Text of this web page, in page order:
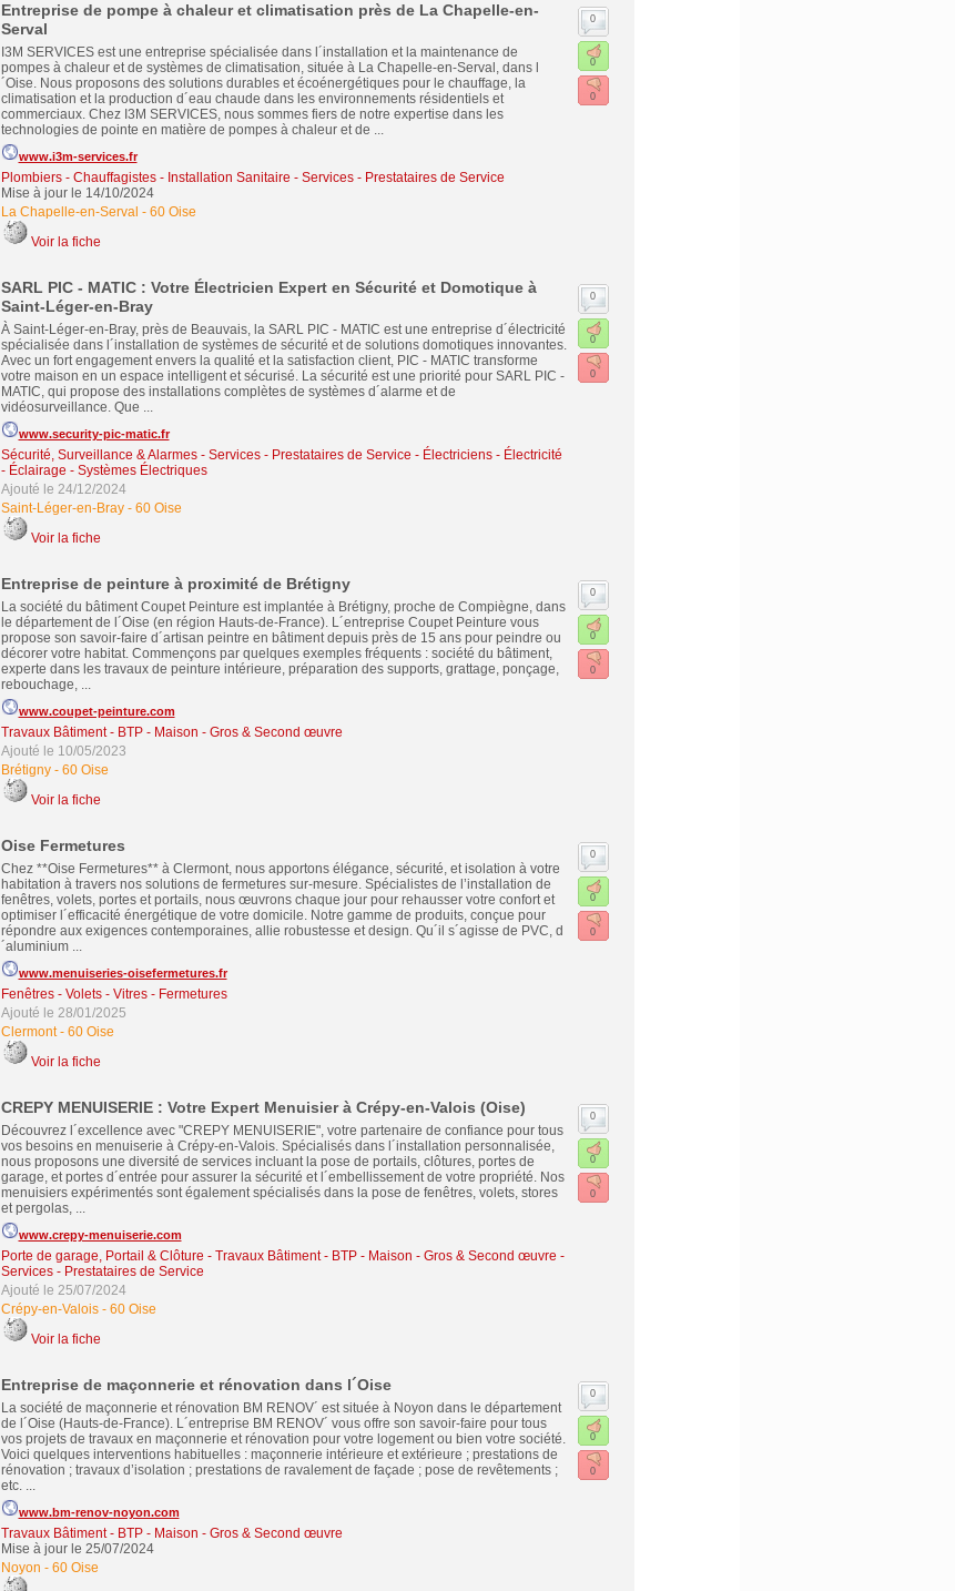
Entreprise de pompe à chaleur et climatisation près de La Chapelle-en-
Serval
I3M SERVICES est une entreprise spécialisée dans l´installation et la maintenance de
pompes à chaleur et de systèmes de climatisation, située à La Chapelle-en-Serval, dans l
´Oise. Nous proposons des solutions durables et écoénergétiques pour le chauffage, la
climatisation et la production d´eau chaude dans les environnements résidentiels et
commerciaux. Chez I3M SERVICES, nous sommes fiers de notre expertise dans les
technologies de pointe en matière de pompes à chaleur et de ...
www.i3m-services.fr
Plombiers - Chauffagistes - Installation Sanitaire - Services - Prestataires de Service
Mise à jour le 14/10/2024
La Chapelle-en-Serval - 60 Oise
Voir la fiche
0
0
0
SARL PIC - MATIC : Votre Électricien Expert en Sécurité et Domotique à
Saint-Léger-en-Bray
À Saint-Léger-en-Bray, près de Beauvais, la SARL PIC - MATIC est une entreprise d´électricité
spécialisée dans l´installation de systèmes de sécurité et de solutions domotiques innovantes.
Avec un fort engagement envers la qualité et la satisfaction client, PIC - MATIC transforme
votre maison en un espace intelligent et sécurisé. La sécurité est une priorité pour SARL PIC -
MATIC, qui propose des installations complètes de systèmes d´alarme et de
vidéosurveillance. Que ...
www.security-pic-matic.fr
Sécurité, Surveillance & Alarmes- Services - Prestataires de Service - Électriciens - Électricité
- Éclairage - Systèmes Électriques
Ajouté le 24/12/2024
Saint-Léger-en-Bray- 60 Oise
Voir la fiche
0
0
0
Entreprise de peinture à proximité de Brétigny
La société du bâtiment Coupet Peinture est implantée à Brétigny, proche de Compiègne, dans
le département de l´Oise (en région Hauts-de-France). L´entreprise Coupet Peinture vous
propose son savoir-faire d´artisan peintre en bâtiment depuis près de 15 ans pour peindre ou
décorer votre habitat. Commençons par quelques exemples fréquents : société du bâtiment,
experte dans les travaux de peinture intérieure, préparation des supports, grattage, ponçage,
rebouchage, ...
www.coupet-peinture.com
Travaux Bâtiment - BTP - Maison - Gros & Second œuvre
Ajouté le 10/05/2023
Brétigny- 60 Oise
Voir la fiche
0
0
0
Oise Fermetures
Chez **Oise Fermetures** à Clermont, nous apportons élégance, sécurité, et isolation à votre
habitation à travers nos solutions de fermetures sur-mesure. Spécialistes de l’installation de
fenêtres, volets, portes et portails, nous œuvrons chaque jour pour rehausser votre confort et
optimiser l´efficacité énergétique de votre domicile. Notre gamme de produits, conçue pour
répondre aux exigences contemporaines, allie robustesse et design. Qu´il s´agisse de PVC, d
´aluminium ...
www.menuiseries-oisefermetures.fr
Fenêtres - Volets - Vitres - Fermetures
Ajouté le 28/01/2025
Clermont- 60 Oise
Voir la fiche
0
0
0
CREPY MENUISERIE : Votre Expert Menuisier à Crépy-en-Valois (Oise)
Découvrez l´excellence avec "CREPY MENUISERIE", votre partenaire de confiance pour tous
vos besoins en menuiserie à Crépy-en-Valois. Spécialisés dans l´installation personnalisée,
nous proposons une diversité de services incluant la pose de portails, clôtures, portes de
garage, et portes d´entrée pour assurer la sécurité et l´embellissement de votre propriété. Nos
menuisiers expérimentés sont également spécialisés dans la pose de fenêtres, volets, stores
et pergolas, ...
www.crepy-menuiserie.com
Porte de garage, Portail & Clôture - Travaux Bâtiment - BTP - Maison - Gros & Second œuvre -
Services - Prestataires de Service
Ajouté le 25/07/2024
Crépy-en-Valois- 60 Oise
Voir la fiche
0
0
0
Entreprise de maçonnerie et rénovation dans l´Oise
La société de maçonnerie et rénovation BM RENOV´ est située à Noyon dans le département
de l´Oise (Hauts-de-France). L´entreprise BM RENOV´ vous offre son savoir-faire pour tous
vos projets de travaux en maçonnerie et rénovation pour votre logement ou bien votre société.
Voici quelques interventions habituelles : maçonnerie intérieure et extérieure ; prestations de
rénovation ; travaux d’isolation ; prestations de ravalement de façade ; pose de revêtements ;
etc. ...
www.bm-renov-noyon.com
Travaux Bâtiment - BTP - Maison - Gros & Second œuvre
Mise à jour le 25/07/2024
Noyon - 60 Oise
0
0
0